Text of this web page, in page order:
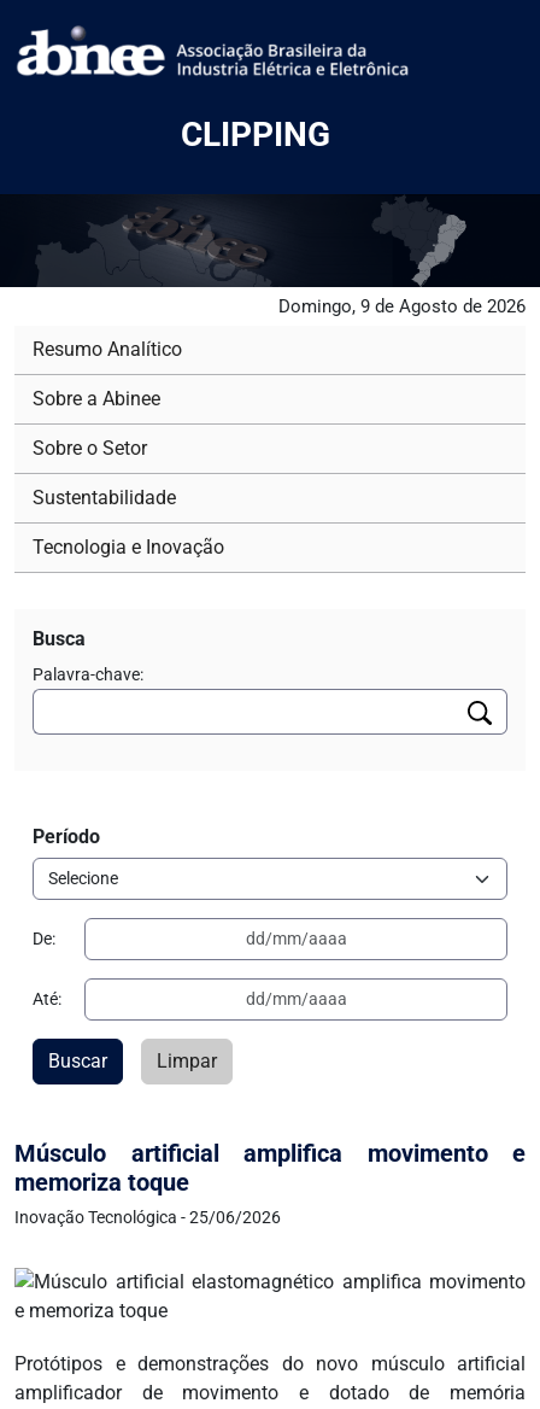
CLIPPING
Domingo, 9 de Agosto de 2026
Músculo artificial amplifica movimento e
memoriza toque
Inovação Tecnológica - 25/06/2026
Protótipos e demonstrações do novo músculo artificial
amplificador de movimento e dotado de memória
Resumo Analítico
Sobre a Abinee
Sobre o Setor
Sustentabilidade
Tecnologia e Inovação
Busca
Palavra-chave:
Período
De:
Até:
Buscar Limpar